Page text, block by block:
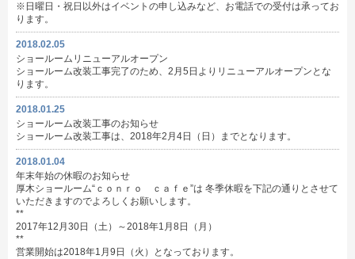
※日曜日・祝日以外はイベントの申し込みなど、お電話での受付は承ってお
ります。
2018.02.05
ショールームリニューアルオープン
ショールーム改装工事完了のため、2月5日よりリニューアルオープンとな
ります。
2018.01.25
ショールーム改装工事のお知らせ
ショールーム改装工事は、2018年2月4日（日）までとなります。
2018.01.04
年末年始の休暇のお知らせ
厚木ショールーム“ｃｏｎｒｏ ｃａｆｅ”は 冬季休暇を下記の通りとさせて
いただきますのでよろしくお願いします。
**
2017年12月30日（土）～2018年1月8日（月）
**
営業開始は2018年1月9日（火）となっております。